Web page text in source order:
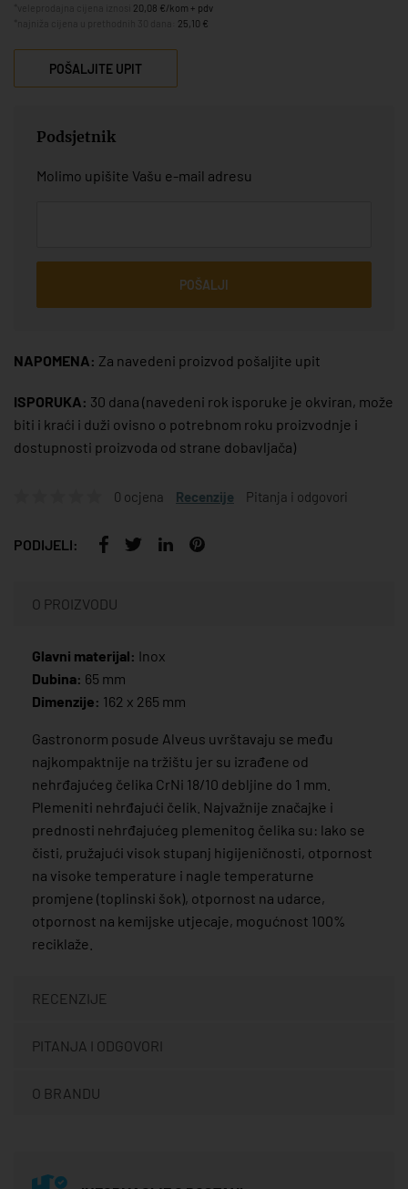
20,08 €/kom + pdv
25,10 €
POŠALJITE UPIT
Podsjetnik
Molimo upišite Vašu e-mail adresu
POŠALJI
NAPOMENA: Za navedeni proizvod pošaljite upit
ISPORUKA: 30 dana (navedeni rok isporuke je okviran, može
biti i kraći i duži ovisno o potrebnom roku proizvodnje i
dostupnosti proizvoda od strane dobavljača)
0 ocjena Recenzije Pitanja i odgovori
PODIJELI:
O PROIZVODU
Glavni materijal: Inox
Dubina: 65 mm
Dimenzije: 162 x 265 mm
Gastronorm posude Alveus uvrštavaju se među
najkompaktnije na tržištu jer su izrađene od
nehrđajućeg čelika CrNi 18/10 debljine do 1 mm.
Plemeniti nehrđajući čelik. Najvažnije značajke i
prednosti nehrđajućeg plemenitog čelika su: lako se
čisti, pružajući visok stupanj higijeničnosti, otpornost
na visoke temperature i nagle temperaturne
promjene (toplinski šok), otpornost na udarce,
otpornost na kemijske utjecaje, mogućnost 100%
reciklaže.
RECENZIJE
PITANJA I ODGOVORI
O BRANDU